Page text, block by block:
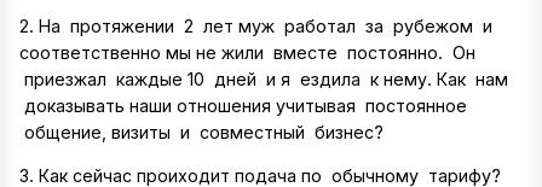
2. На протяжении 2 лет муж работал за рубежом и
соответственно мы не жили вместе постоянно. Он
приезжал каждые 10 дней и я ездила к нему. Как нам
доказывать наши отношения учитывая постоянное
общение, визиты и совместный бизнес?
3. Как сейчас проиходит подача по обычному тарифу?